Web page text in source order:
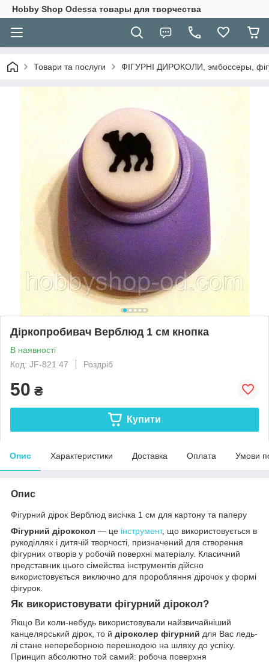
Hobbу Shop Odessa товары для творчества
Товари та послуги ФІГУРНІ ДИРОКОЛИ, эмбоссеры,
Діркопробивач Верблюд 1 см кнопка
В наявності
Код: JF-821 47
Роздріб
50 ₴
Купити
Опис Характеристики Доставка Оплата Умови
Опис
Фігурний дірок Верблюд висічка 1 см для картону та паперу
Фігурний дірококол — це інструмент, що використовується в
рукоділлях і дитячій творчості, призначений для створення
фігурних отворів у робочій поверхні матеріалу. Класичний
представник цього сімейства інструментів дійсно
використовується виключно для проробляння дірочок у формі
фігурок.
Як використовувати фігурний дірокол?
Якщо Ви коли-небудь використовували найзвичайніший
канцелярський дірок, то й діроколер фігурний для Вас ледь-
лі стане непереборною перешкодою на шляху до успіху.
Принцип абсолютно той самий: робоча поверхня